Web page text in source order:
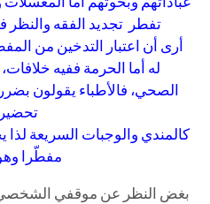
تفطر تجديد الفقه
أرى أن اعتبار التدخين من
له أما الحرمة ففيه
الصحي، فالأطباء يقولون
كالمندي والوجبات السريعة لذا
مفطّرا
بغض النظر عن موقفي الشخصي